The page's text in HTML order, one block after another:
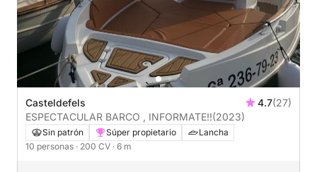
Casteldefels 4.7(27)
ESPECTACULAR BARCO , INFORMATE!!(2023)
Sin patrón Súper propietario
Lancha
10 personas · 200 CV · 6 m